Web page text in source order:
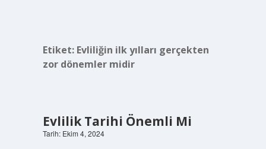
Etiket: Evliliğin ilk yılları gerçekten
zor dönemler midir
Evlilik Tarihi Önemli Mi
Tarih: Ekim 4, 2024